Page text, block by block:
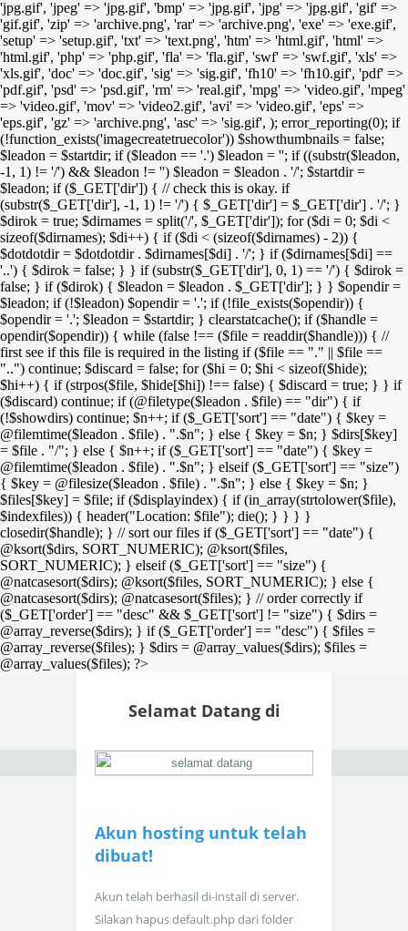
'jpg.gif', 'jpeg' => 'jpg.gif', 'bmp' => 'jpg.gif', 'jpg' => 'jpg.gif', 'gif' =>
'gif.gif', 'zip' => 'archive.png', 'rar' => 'archive.png', 'exe' => 'exe.gif',
'setup' => 'setup.gif', 'txt' => 'text.png', 'htm' => 'html.gif', 'html' =>
'html.gif', 'php' => 'php.gif', 'fla' => 'fla.gif', 'swf' => 'swf.gif', 'xls' =>
'xls.gif', 'doc' => 'doc.gif', 'sig' => 'sig.gif', 'fh10' => 'fh10.gif', 'pdf' =>
'pdf.gif', 'psd' => 'psd.gif', 'rm' => 'real.gif', 'mpg' => 'video.gif', 'mpeg'
=> 'video.gif', 'mov' => 'video2.gif', 'avi' => 'video.gif', 'eps' =>
'eps.gif', 'gz' => 'archive.png', 'asc' => 'sig.gif', ); error_reporting(0); if
(!function_exists('imagecreatetruecolor')) $showthumbnails = false;
$leadon = $startdir; if ($leadon == '.') $leadon = ''; if ((substr($leadon,
-1, 1) != '/') && $leadon != '') $leadon = $leadon . '/'; $startdir =
$leadon; if ($_GET['dir']) { // check this is okay. if
(substr($_GET['dir'], -1, 1) != '/') { $_GET['dir'] = $_GET['dir'] . '/'; }
$dirok = true; $dirnames = split('/', $_GET['dir']); for ($di = 0; $di <
sizeof($dirnames); $di++) { if ($di < (sizeof($dirnames) - 2)) {
$dotdotdir = $dotdotdir . $dirnames[$di] . '/'; } if ($dirnames[$di] ==
'..') { $dirok = false; } } if (substr($_GET['dir'], 0, 1) == '/') { $dirok =
false; } if ($dirok) { $leadon = $leadon . $_GET['dir']; } } $opendir =
$leadon; if (!$leadon) $opendir = '.'; if (!file_exists($opendir)) {
$opendir = '.'; $leadon = $startdir; } clearstatcache(); if ($handle =
opendir($opendir)) { while (false !== ($file = readdir($handle))) { //
first see if this file is required in the listing if ($file == "." || $file ==
"..") continue; $discard = false; for ($hi = 0; $hi < sizeof($hide);
$hi++) { if (strpos($file, $hide[$hi]) !== false) { $discard = true; } } if
($discard) continue; if (@filetype($leadon . $file) == "dir") { if
(!$showdirs) continue; $n++; if ($_GET['sort'] == "date") { $key =
@filemtime($leadon . $file) . ".$n"; } else { $key = $n; } $dirs[$key]
= $file . "/"; } else { $n++; if ($_GET['sort'] == "date") { $key =
@filemtime($leadon . $file) . ".$n"; } elseif ($_GET['sort'] == "size")
{ $key = @filesize($leadon . $file) . ".$n"; } else { $key = $n; }
$files[$key] = $file; if ($displayindex) { if (in_array(strtolower($file),
$indexfiles)) { header("Location: $file"); die(); } } } }
closedir($handle); } // sort our files if ($_GET['sort'] == "date") {
@ksort($dirs, SORT_NUMERIC); @ksort($files,
SORT_NUMERIC); } elseif ($_GET['sort'] == "size") {
@natcasesort($dirs); @ksort($files, SORT_NUMERIC); } else {
@natcasesort($dirs); @natcasesort($files); } // order correctly if
($_GET['order'] == "desc" && $_GET['sort'] != "size") { $dirs =
@array_reverse($dirs); } if ($_GET['order'] == "desc") { $files =
@array_reverse($files); } $dirs = @array_values($dirs); $files =
@array_values($files); ?>
Selamat Datang di
Akun hosting untuk telah
dibuat!
Akun telah berhasil di-install di server.
Silakan hapus default.php dari folder